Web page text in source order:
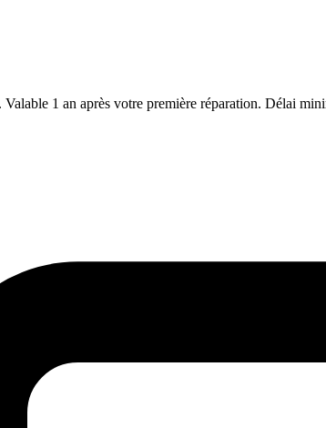
Valable 1 an après votre première réparation. Délai